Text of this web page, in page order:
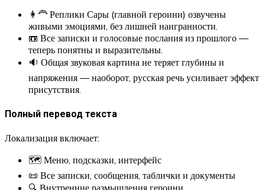
👩‍🦰 Реплики Сары (главной героини) озвучены
живыми эмоциями, без лишней наигранности.
📼 Все записки и голосовые послания из прошлого —
теперь понятны и выразительны.
🔉 Общая звуковая картина не теряет глубины и
напряжения — наоборот, русская речь усиливает эффект
присутствия.
Полный перевод текста
Локализация включает:
🗺 Меню, подсказки, интерфейс
📜 Все записки, сообщения, таблички и документы
🔍 Внутренние размышления героини